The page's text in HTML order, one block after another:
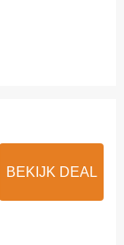
BEKIJK DEAL